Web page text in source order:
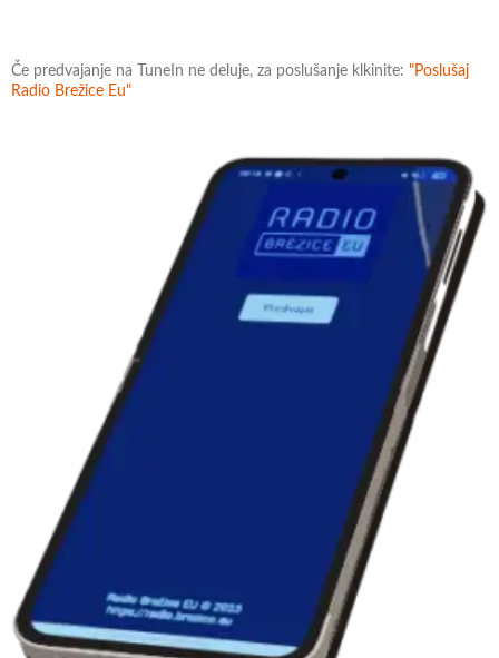
Če predvajanje na TuneIn ne deluje, za poslušanje klkinite: "Poslušaj
Radio Brežice Eu"